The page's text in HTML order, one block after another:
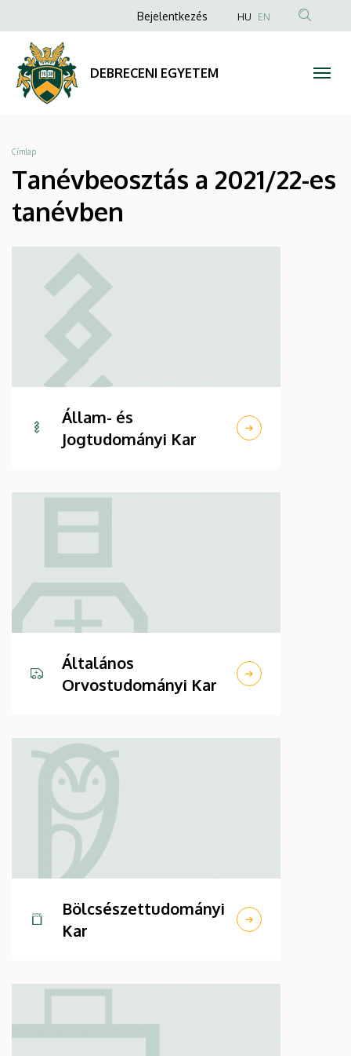
Tanévbeosztás
2021/22-
tanévben
DEBRECENI
EGYETEM
a
tartalomra
Anonim
menüje
Bejelentkezés HU EN
DEBRECENI EGYETEM
Morzsa
Címlap
Tanévbeosztás a 2021/22-es
tanévben
Állam- és
Jogtudományi Kar
Általános
Orvostudományi Kar
Bölcsészettudományi
Kar